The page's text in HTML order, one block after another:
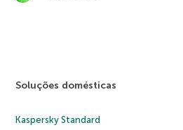
Soluções domésticas
Kaspersky Standard